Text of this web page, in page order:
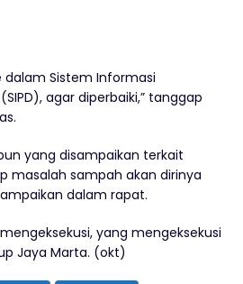
dalam Sistem Informasi
agar diperbaiki,” tanggap
yang disampaikan terkait
masalah sampah akan dirinya
dalam rapat.
yang mengeksekusi
Jaya Marta. (okt)